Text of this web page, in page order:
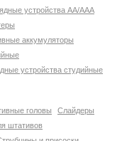
устройства AA/AAA
аккумуляторы
устройства студийные
головы
Слайдеры
штативов